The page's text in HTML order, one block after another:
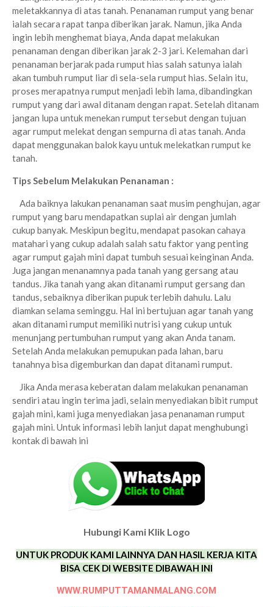
meletakkannya di atas tanah. Penanaman rumput yang benar
ialah secara rapat tanpa diberikan jarak. Namun, jika Anda
ingin lebih menghemat biaya, Anda dapat melakukan
penanaman dengan diberikan jarak 2-3 jari. Kelemahan dari
penanaman berjarak pada rumput hias salah satunya ialah
akan tumbuh rumput liar di sela-sela rumput hias. Selain itu,
proses merapatnya rumput menjadi lebih lama, dibandingkan
rumput yang dari awal ditanam dengan rapat.Setelah ditanam
jangan lupa untuk menekan rumput tersebut dengan tujuan
agar rumput melekat dengan sempurna di atas tanah. Anda
dapat menggunakan balok kayu untuk melekatkan rumput ke
tanah.
Tips Sebelum Melakukan Penanaman :
Ada baiknya lakukan penanaman saat musim penghujan, agar
rumput yang baru mendapatkan suplai air dengan jumlah
cukup banyak. Meskipun begitu, mendapat pasokan cahaya
matahari yang cukup adalah salah satu faktor yang penting
agar rumput gajah mini dapat tumbuh sesuai keinginan Anda.
Juga jangan menanamnya pada tanah yang gersang atau
tandus. Jika tanah yang akan ditanami rumput gersang dan
tandus, sebaiknya diberikan pupuk terlebih dahulu. Lalu
diamkan selama seminggu. Hal ini bertujuan agar tanah yang
akan ditanami rumput memiliki nutrisi yang cukup untuk
menunjang pertumbuhan rumput yang akan Anda tanam.
Setelah Anda melakukan pemupukan pada lahan, baru
tanahnya bisa digemburkan dan dapat ditanami rumput.
Jika Anda merasa keberatan dalam melakukan penanaman
sendiri atau ingin terima jadi, selain menyediakan bibit rumput
gajah mini, kami juga menyediakan jasa penanaman rumput
gajah mini. Untuk informasi lebih lanjut dapat menghubungi
kontak di bawah ini
Hubungi Kami Klik Logo
UNTUK PRODUK KAMI LAINNYA DAN HASIL KERJA KITA
BISA CEK DI WEBSITE DIBAWAH INI
WWW.RUMPUTTAMANMALANG.COM